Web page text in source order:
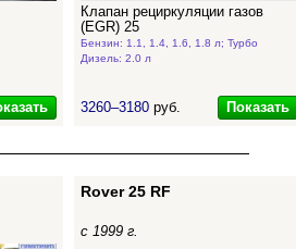
Клапан рециркуляции газов
(EGR) 25
Бензин: 1.1, 1.4, 1.6, 1.8 л; Турбо
Дизель: 2.0 л
3260–3180 руб. Показать
Rover 25 RF
с 1999 г.